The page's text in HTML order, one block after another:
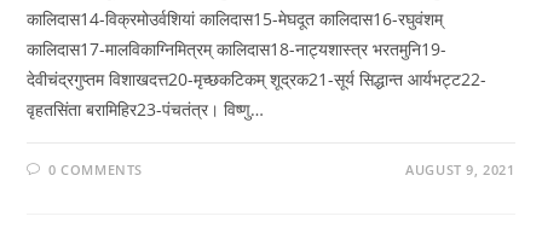
कालिदास14-विक्रमोउर्वशियां कालिदास15-मेघदूत कालिदास16-रघुवंशम्
कालिदास17-मालविकाग्निमित्रम् कालिदास18-नाट्यशास्त्र भरतमुनि19-
देवीचंद्रगुप्तम विशाखदत्त20-मृच्छकटिकम् शूद्रक21-सूर्य सिद्धान्त आर्यभट्ट22-
वृहतसिंता बरामिहिर23-पंचतंत्र। विष्णु…
0 COMMENTS AUGUST 9, 2021